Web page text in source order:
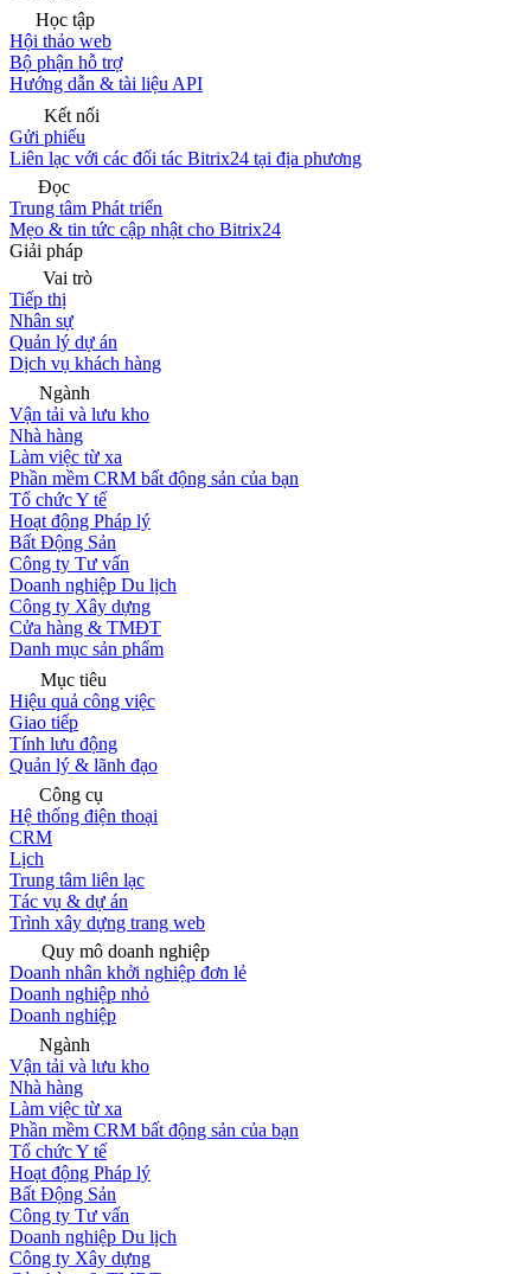
Học tập
Hội thảo web
Bộ phận hỗ trợ
Hướng dẫn & tài liệu API
Kết nối
Gửi phiếu
Liên lạc với các đối tác Bitrix24 tại địa phương
Đọc
Trung tâm Phát triển
Mẹo & tin tức cập nhật cho Bitrix24
Giải pháp
Vai trò
Tiếp thị
Nhân sự
Quản lý dự án
Dịch vụ khách hàng
Ngành
Vận tải và lưu kho
Nhà hàng
Làm việc từ xa
Phần mềm CRM bất động sản của bạn
Tổ chức Y tế
Hoạt động Pháp lý
Bất Động Sản
Công ty Tư vấn
Doanh nghiệp Du lịch
Công ty Xây dựng
Cửa hàng & TMĐT
Danh mục sản phẩm
Mục tiêu
Hiệu quả công việc
Giao tiếp
Tính lưu động
Quản lý & lãnh đạo
Công cụ
Hệ thống điện thoại
CRM
Lịch
Trung tâm liên lạc
Tác vụ & dự án
Trình xây dựng trang web
Quy mô doanh nghiệp
Doanh nhân khởi nghiệp đơn lẻ
Doanh nghiệp nhỏ
Doanh nghiệp
Ngành
Vận tải và lưu kho
Nhà hàng
Làm việc từ xa
Phần mềm CRM bất động sản của bạn
Tổ chức Y tế
Hoạt động Pháp lý
Bất Động Sản
Công ty Tư vấn
Doanh nghiệp Du lịch
Công ty Xây dựng